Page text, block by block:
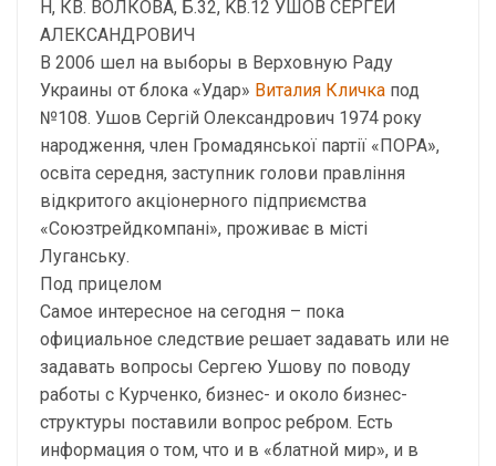
Н, КВ. ВОЛКОВА, Б.32, KB.12 УШОВ СЕРГЕЙ
АЛЕКСАНДРОВИЧ
В 2006 шел на выборы в Верховную Раду
Украины от блока «Удар» Виталия Кличка под
№108. Ушов Сергій Олександрович 1974 року
народження, член Громадянської партії «ПОРА»,
освіта cередня, заступник голови правління
відкритого акціонерного підприємства
«Союзтрейдкомпані», проживає в місті
Луганську.
Под прицелом
Самое интересное на сегодня – пока
официальное следствие решает задавать или не
задавать вопросы Сергею Ушову по поводу
работы с Курченко, бизнес- и около бизнес-
структуры поставили вопрос ребром. Есть
информация о том, что и в «блатной мир», и в